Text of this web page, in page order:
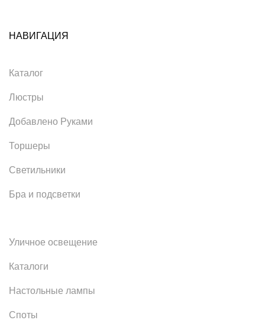
НАВИГАЦИЯ
Каталог
Люстры
Добавлено Руками
Торшеры
Светильники
Бра и подсветки
Уличное освещение
Каталоги
Настольные лампы
Споты